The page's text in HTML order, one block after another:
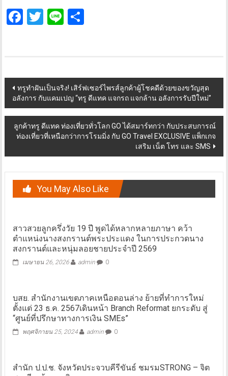
Facebook
Twitter
LineShare
Post
navigation
ทรูทำฝันเป็นจริง! เสิร์ฟเซอร์ไพรส์ลูกค้าผู้โชคดีด้วยของขวัญสุด
อลังการ กับแคมเปญ “ทรู ดีแทค แจกรถ แจกล้าน อลังการรับปีใหม่”
ลูกค้าทรู ดีแทค ท่องเที่ยวทั่วโลก GO ได้สมาร์ทกว่า กับประสบการณ์
ท่องเที่ยวที่เหนือกว่าการโรมมิ่ง กับ GO Travel EXCLUSIVE แพ็กเกจ
เสริม เน็ต โทร และ SMS
You May Also Like
สาวสวยลูกครึ่งวัย 19 ปี พูดได้หลากหลายภาษา คว้า
ตำแหน่งนางสงกรานต์พระประแดง ในการประกวดนาง
สงกรานต์และหนุ่มลอยชายประจำปี 2569
เมษายน 26, 2026 admin 0
​บสย. สำนักงานเขตภาคเหนือตอนล่าง ย้ายที่ทำการใหม่
ตั้งแต่ 23 ธ.ค. 2567เดินหน้า Branch Reformat ยกระดับ สู่
“ศูนย์ที่ปรึกษาทางการเงิน SMEs”
พฤศจิกายน 25, 2024 admin 0
สำนัก ป.ป.ช. จังหวัดประจวบคีรีขันธ์ ชมรมSTRONG – จิต